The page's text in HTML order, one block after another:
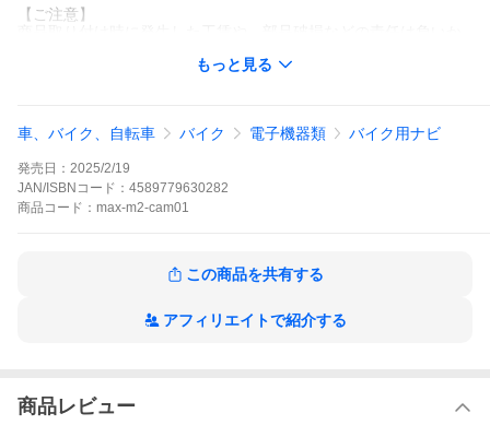
【ご注意】
製品保証は1年ございます。もっと見る
車、バイク、自転車 バイク 電子機器類 バイク用ナビ
発売日： 2025/2/19
JAN/ISBNコード： 4589779630282
商品 コード： max-m2-cam01
この商品を共有する
アフィリエイトで紹介する
商品レビュー